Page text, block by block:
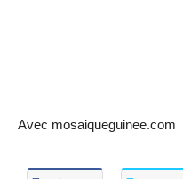
Avec mosaiqueguinee.com